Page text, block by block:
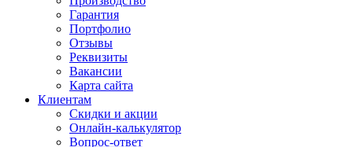
Гарантия
Портфолио
Отзывы
Реквизиты
Вакансии
Карта сайта
Клиентам
Скидки и акции
Онлайн-калькулятор
Вопрос-ответ